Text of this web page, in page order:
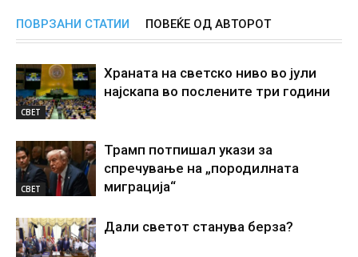
ПОВРЗАНИ СТАТИИ ПОВЕЌЕ ОД АВТОРОТ
СВЕТ
Храната на светско ниво во јули
најскапа во послените три години
СВЕТ
Трамп потпишал укази за
спречување на „породилната
миграција“
Дали светот станува берза?